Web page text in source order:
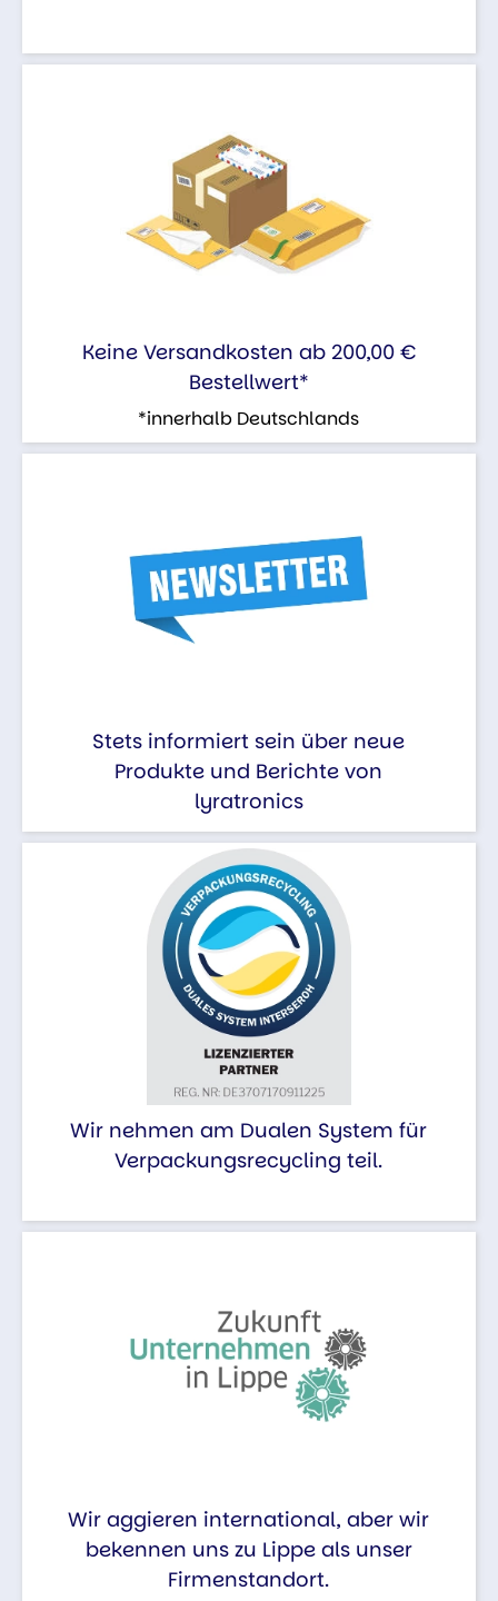
Keine Versandkosten ab 200,00 €
Bestellwert*
*innerhalb Deutschlands
Stets informiert sein über neue
Produkte und Berichte von
lyratronics
Wir nehmen am Dualen System für
Verpackungsrecycling teil.
Wir aggieren international, aber wir
bekennen uns zu Lippe als unser
Firmenstandort.